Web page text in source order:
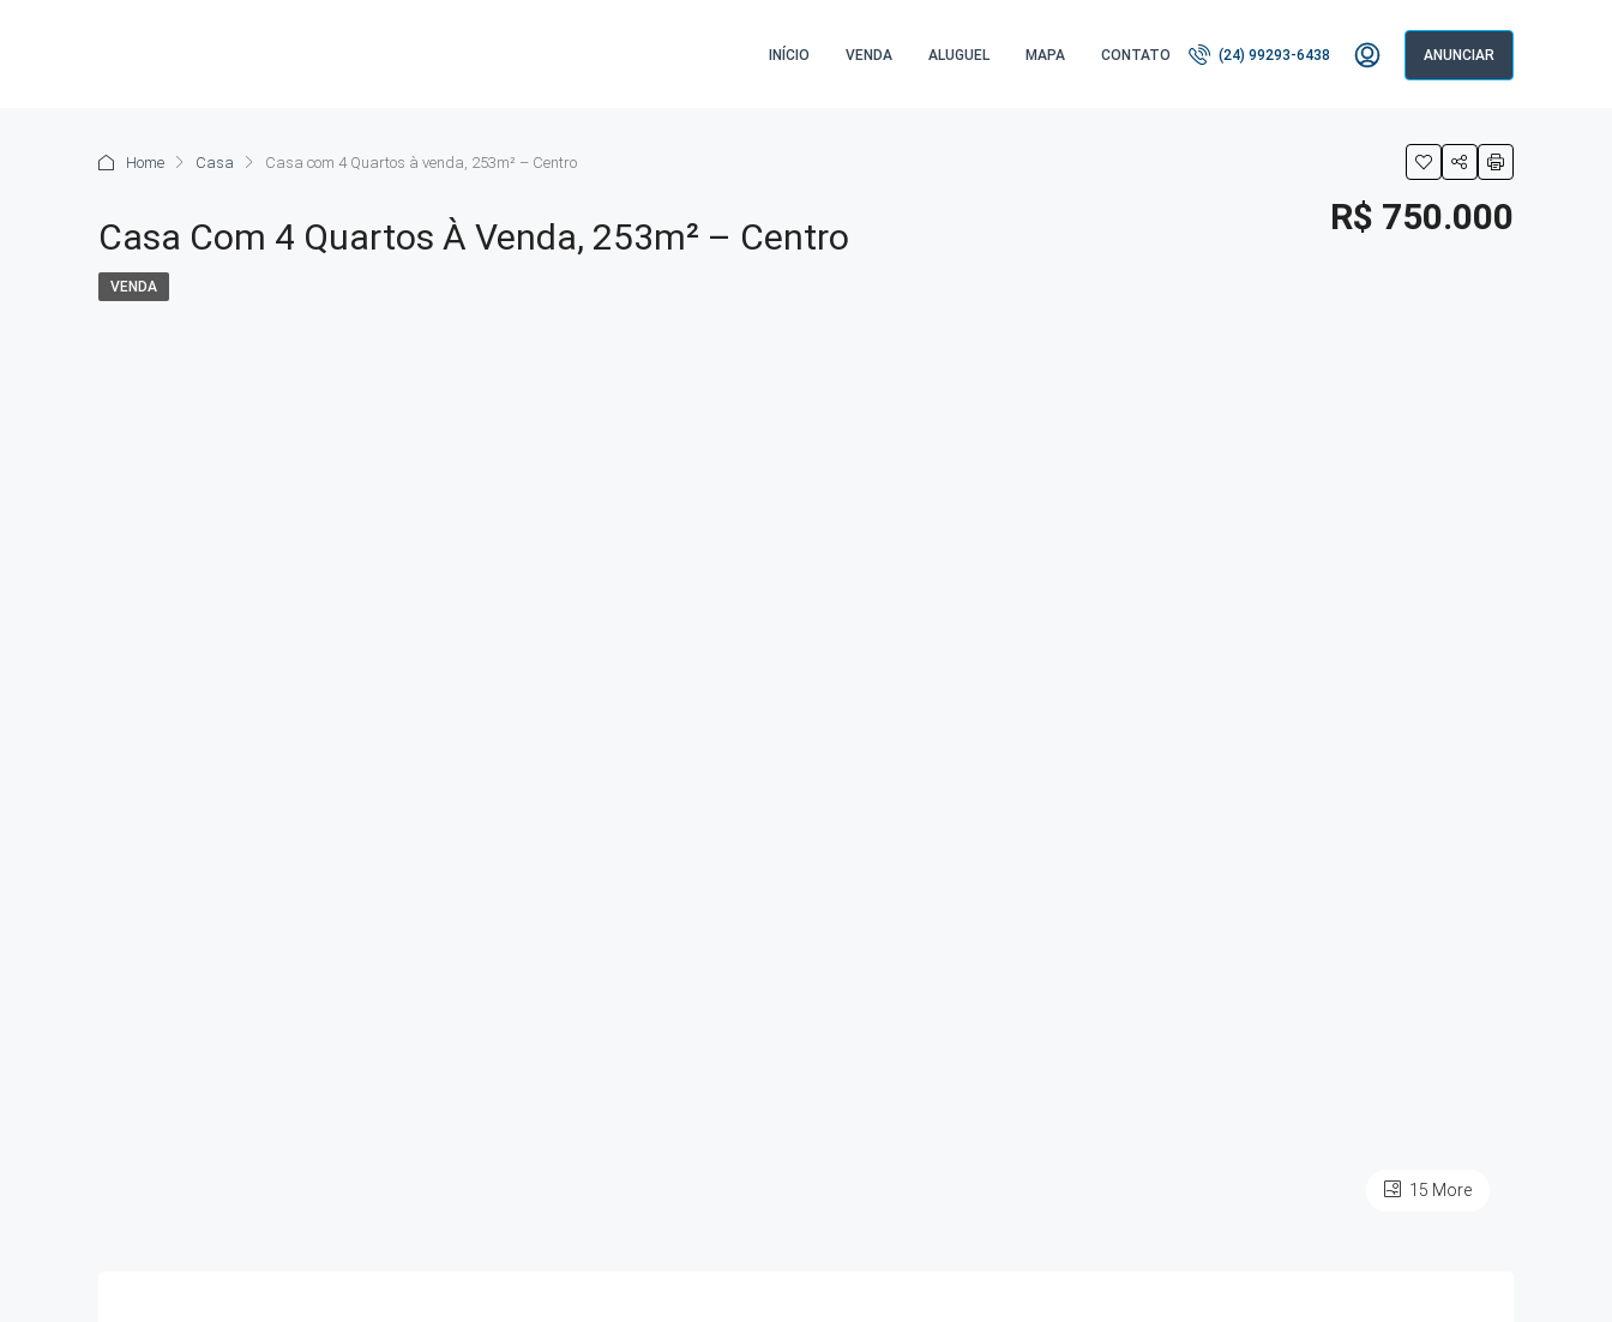
INÍCIO VENDA ALUGUEL MAPA CONTATO (24) 99293-6438 ANUNCIAR
Home Casa Casa com 4 Quartos à venda, 253m² – Centro
Casa Com 4 Quartos À Venda, 253m² – Centro R$ 750.000
VENDA
15 More